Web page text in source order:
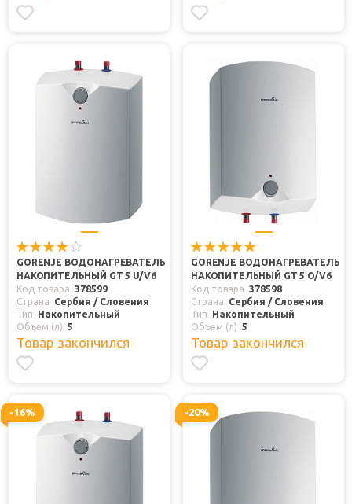
GORENJE ВОДОНАГРЕВАТЕЛЬ
НАКОПИТЕЛЬНЫЙ GT 5 U/V6
Код товара 378599
Страна
Сербия / Словения
Тип
Накопительный
Объем (л) 5
Товар закончился
GORENJE ВОДОНАГРЕВАТЕЛЬ
НАКОПИТЕЛЬНЫЙ GT 5 O/V6
Код товара 378598
Страна
Сербия / Словения
Тип
Накопительный
Объем (л) 5
Товар закончился
-16% -20%